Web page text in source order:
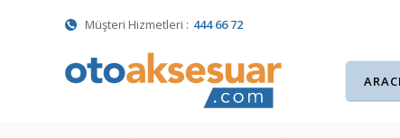
Müşteri Hizmetleri : 444 66 72